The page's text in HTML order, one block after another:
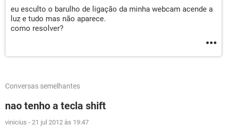
eu esculto o barulho de ligação da minha webcam acende a
luz e tudo mas não aparece.
como resolver?
Conversas semelhantes
nao tenho a tecla shift
vinicius - 21 jul 2012 às 19:47